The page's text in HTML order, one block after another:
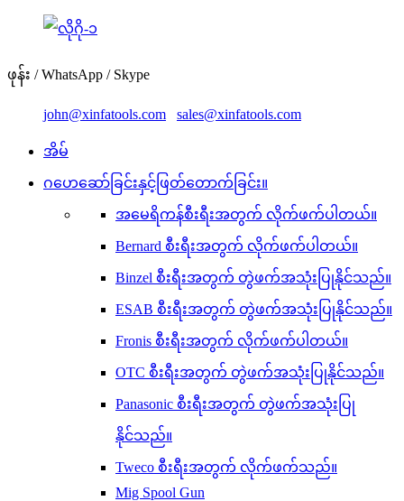
ဖုန်း / WhatsApp / Skype
john@xinfatools.com sales@xinfatools.com
အိမ်
ဂဟေဆော်ခြင်းနှင့်ဖြတ်တောက်ခြင်း။
အမေရိကန်စီးရီးအတွက် လိုက်ဖက်ပါတယ်။
Bernard စီးရီးအတွက် လိုက်ဖက်ပါတယ်။
Binzel စီးရီးအတွက် တွဲဖက်အသုံးပြုနိုင်သည်။
ESAB စီးရီးအတွက် တွဲဖက်အသုံးပြုနိုင်သည်။
Fronis စီးရီးအတွက် လိုက်ဖက်ပါတယ်။
OTC စီးရီးအတွက် တွဲဖက်အသုံးပြုနိုင်သည်။
Panasonic စီးရီးအတွက် တွဲဖက်အသုံးပြု
နိုင်သည်။
Tweco စီးရီးအတွက် လိုက်ဖက်သည်။
Mig Spool Gun